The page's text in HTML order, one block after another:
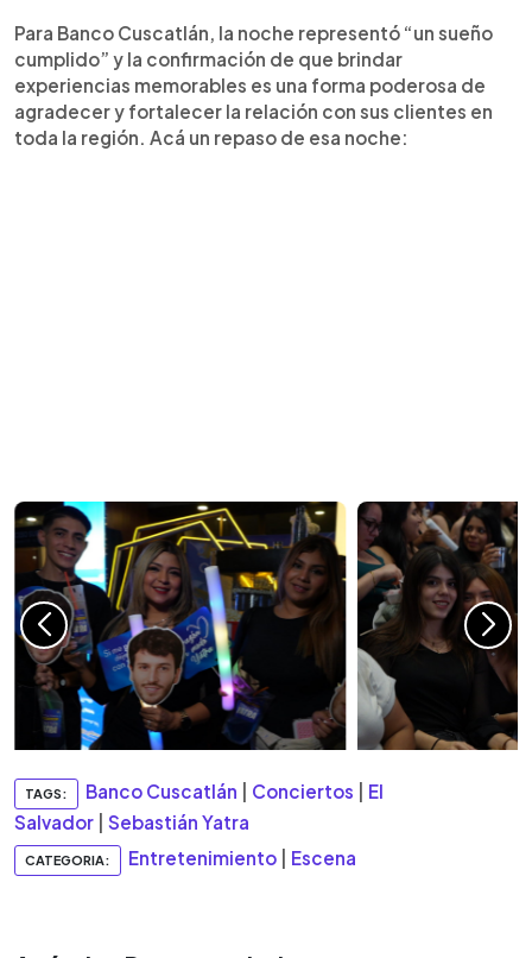
Para Banco Cuscatlán, la noche representó “un sueño
cumplido” y la confirmación de que brindar
experiencias memorables es una forma poderosa de
agradecer y fortalecer la relación con sus clientes en
toda la región. Acá un repaso de esa noche:
TAGS: Banco Cuscatlán Conciertos
El
Salvador
Sebastián Yatra
CATEGORIA: Entretenimiento Escena